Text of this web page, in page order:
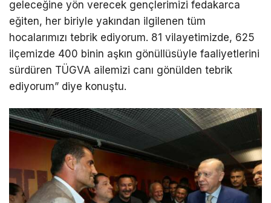
geleceğine yön verecek gençlerimizi fedakarca
eğiten, her biriyle yakından ilgilenen tüm
hocalarımızı tebrik ediyorum. 81 vilayetimizde, 625
ilçemizde 400 binin aşkın gönüllüsüyle faaliyetlerini
sürdüren TÜGVA ailemizi canı gönülden tebrik
ediyorum” diye konuştu.